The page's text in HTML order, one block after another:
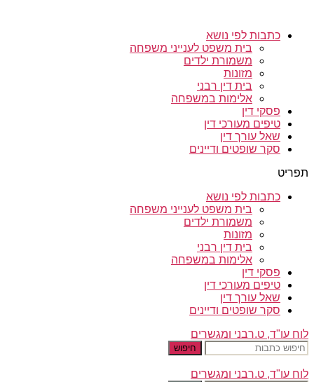
כתבות לפי נושא
בית משפט לענייני משפחה
משמורת ילדים
מזונות
בית דין רבני
אלימות במשפחה
פסקי דין
טיפים מעורכי דין
שאל עורך דין
סקר שופטים ודיינים
תפריט
כתבות לפי נושא
בית משפט לענייני משפחה
משמורת ילדים
מזונות
בית דין רבני
אלימות במשפחה
פסקי דין
טיפים מעורכי דין
שאל עורך דין
סקר שופטים ודיינים
לוח עו"ד, ט.רבני ומגשרים
חיפוש
לוח עו"ד, ט.רבני ומגשרים